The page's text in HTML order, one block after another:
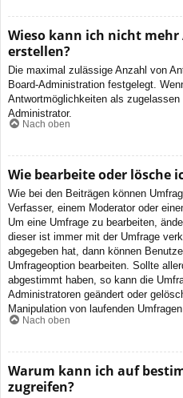
Wieso kann ich nicht
erstellen?
Die maximal zulässige Anzahl von
Board-Administration festgelegt.
Antwortmöglichkeiten als
Administrator.
Nach oben
Wie bearbeite oder lösche
Wie bei den Beiträgen können
Verfasser, einem Moderator oder
Um eine Umfrage zu bearbeiten,
dieser ist immer mit der Umfrage
abgegeben hat, dann können
Umfrageoption bearbeiten. Sollte
abgestimmt haben, so kann die
Administratoren geändert oder
Manipulation von laufenden
Nach oben
Warum kann ich auf
zugreifen?